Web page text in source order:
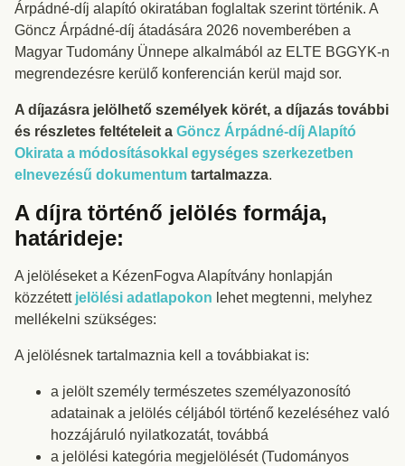
Árpádné-díj alapító okiratában foglaltak szerint történik. A
Göncz Árpádné-díj átadására 2026 novemberében a
Magyar Tudomány Ünnepe alkalmából az ELTE BGGYK-n
megrendezésre kerülő konferencián kerül majd sor.
A díjazásra jelölhető személyek körét, a díjazás további
és részletes feltételeit a Göncz Árpádné-díj Alapító
Okirata a módosításokkal egységes szerkezetben
elnevezésű dokumentum tartalmazza.
A díjra történő jelölés formája,
határideje:
A jelöléseket a KézenFogva Alapítvány honlapján
közzétett jelölési adatlapokon lehet megtenni, melyhez
mellékelni szükséges:
A jelölésnek tartalmaznia kell a továbbiakat is:
a jelölt személy természetes személyazonosító
adatainak a jelölés céljából történő kezeléséhez való
hozzájáruló nyilatkozatát, továbbá
a jelölési kategória megjelölését (Tudományos